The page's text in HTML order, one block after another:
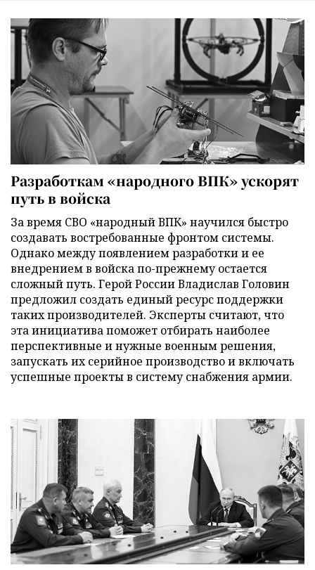
Разработкам «народного ВПК» ускорят
путь в войска
За время СВО «народный ВПК» научился быстро
создавать востребованные фронтом системы.
Однако между появлением разработки и ее
внедрением в войска по-прежнему остается
сложный путь. Герой России Владислав Головин
предложил создать единый ресурс поддержки
таких производителей. Эксперты считают, что
эта инициатива поможет отбирать наиболее
перспективные и нужные военным решения,
запускать их серийное производство и включать
успешные проекты в систему снабжения армии.